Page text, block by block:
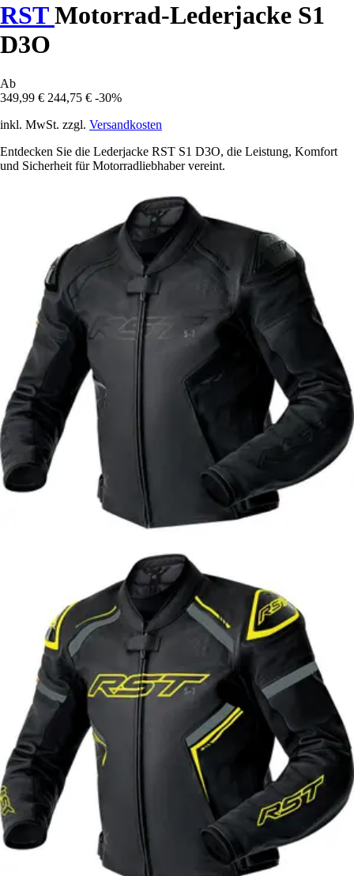
RSTMotorrad-Lederjacke S1
D3O
Ab
349,99 € 244,75 € -30%
inkl. MwSt. zzgl. Versandkosten
Entdecken Sie die Lederjacke RST S1 D3O, die Leistung, Komfort
und Sicherheit für Motorradliebhaber vereint.